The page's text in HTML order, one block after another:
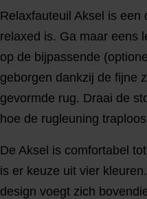
Relaxfauteuil Aksel is een
relaxed is. Ga maar eens
op de bijpassende
geborgen dankzij de fijne
gevormde rug. Draai de
hoe de rugleuning
De Aksel is comfortabel
is er keuze uit vier
design voegt zich